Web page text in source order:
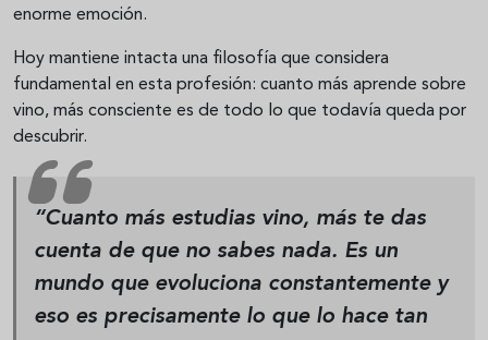
enorme emoción.
Hoy mantiene intacta una filosofía que considera
fundamental en esta profesión: cuanto más aprende sobre
vino, más consciente es de todo lo que todavía queda por
descubrir.
“Cuanto más estudias vino, más te das
cuenta de que no sabes nada. Es un
mundo que evoluciona constantemente y
eso es precisamente lo que lo hace tan